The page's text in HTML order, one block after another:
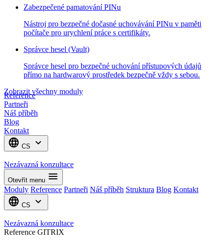
Zabezpečené pamatování PINu
Nástroj pro bezpečné dočasné uchovávání PINu v paměti
počítače pro urychlení práce s certifikáty.
Správce hesel (Vault)
Správce hesel pro bezpečné uchování přístupových údajů
přímo na hardwarový prostředek bezpečně vždy s sebou.
Zobrazit všechny moduly
Reference
Partneři
Náš příběh
Blog
Kontakt
language CS expand_more
Nezávazná konzultace
Otevřít menu menu
Moduly Reference Partneři Náš příběh Struktura Blog Kontakt
language CS expand_more
Nezávazná konzultace
Reference GITRIX